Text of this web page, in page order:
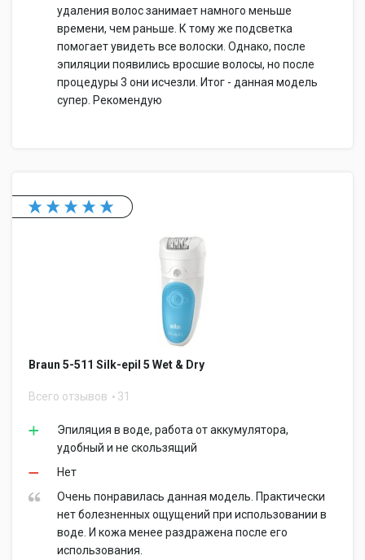
удаления волос занимает намного меньше
времени, чем раньше. К тому же подсветка
помогает увидеть все волоски. Однако, после
эпиляции появились вросшие волосы, но после
процедуры 3 они исчезли. Итог - данная модель
супер. Рекомендую
Braun 5-511 Silk-epil 5 Wet & Dry
Всего отзывов 31
Эпиляция в воде, работа от аккумулятора,
удобный и не скользящий
Нет
Очень понравилась данная модель. Практически
нет болезненных ощущений при использовании в
воде. И кожа менее раздражена после его
использования.